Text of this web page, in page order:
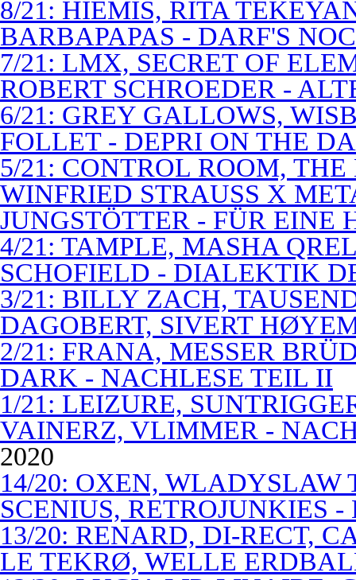
8/21: HIEMIS, RITA
BARBAPAPAS - DARF'S
7/21: LMX, SECRET OF
ROBERT SCHROEDER -
6/21: GREY GALLOWS,
FOLLET - DEPRI ON THE
5/21: CONTROL ROOM,
WINFRIED STRAUSS X
JUNGSTÖTTER - FÜR EINE
4/21: TAMPLE, MASHA
SCHOFIELD - DIALEKTIK
3/21: BILLY ZACH,
DAGOBERT, SIVERT
2/21: FRANA, MESSER
DARK - NACHLESE TEIL II
1/21: LEIZURE,
VAINERZ, VLIMMER -
2020
14/20: OXEN, WLADYSLAW
SCENIUS, RETROJUNKIES
13/20: RENARD, DI-RECT,
LE TEKRØ, WELLE